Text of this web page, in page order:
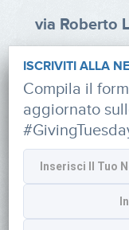
via Roberto
ISCRIVITI ALLA
Compila il
aggiornato